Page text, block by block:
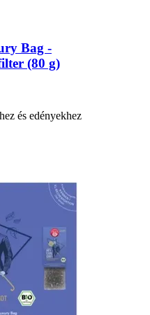
Bag -​
(80 g)
és edényekhez